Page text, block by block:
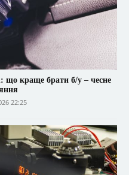
що краще брати б/у – чесне
22:25